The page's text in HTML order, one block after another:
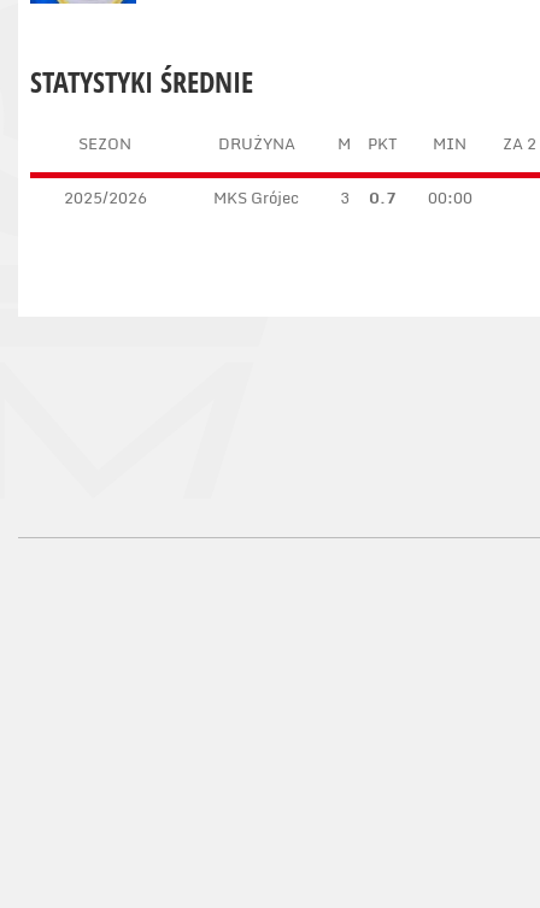
STATYSTYKI ŚREDNIE
SEZON DRUŻYNA M PKT MIN ZA 2
2025/2026 MKS Grójec 3 0.7 00:00